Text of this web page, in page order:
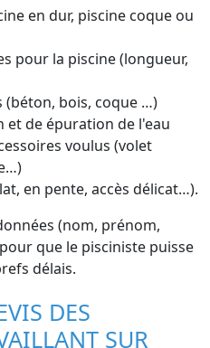
en dur, piscine coque ou
pour la piscine (longueur,
(béton, bois, coque …)
et de épuration de l'eau
voulus (volet
en pente, accès délicat…).
(nom, prénom,
que le pisciniste puisse
délais.
DES
SUR